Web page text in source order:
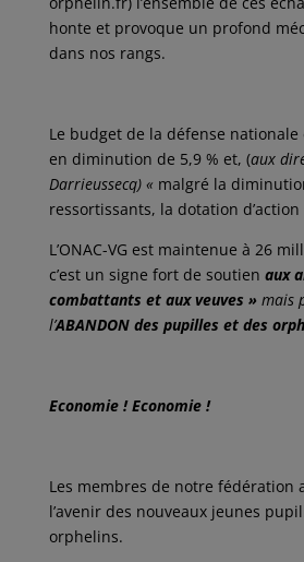
honte et provoque un profond
dans nos rangs.
Le budget de la défense nationale
en diminution de 5,9 % et, (aux
Darrieussecq) « malgré la
ressortissants, la dotation d’action
L’ONAC-VG est maintenue à 26
c’est un signe fort de soutien aux
combattants et aux veuves » mais
l’ABANDON des pupilles et des
Economie ! Economie !
Les membres de notre fédération
l’avenir des nouveaux jeunes
orphelins.